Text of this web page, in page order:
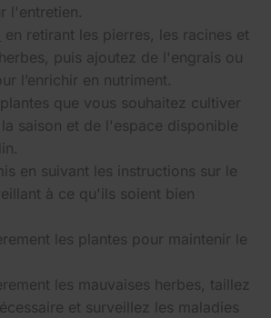
l'entretien.
en retirant les pierres, les racines et
puis ajoutez de l'engrais ou
l’enrichir en nutriment.
que vous souhaitez cultiver
saison et de l'espace disponible
en suivant les instructions sur le
à ce qu'ils soient bien
les plantes pour maintenir le
les mauvaises herbes, taillez
et surveillez les maladies